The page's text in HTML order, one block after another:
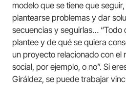
modelo que se tiene que
plantearse problemas y dar
secuencias y seguirlas… “Todo
plantee y de qué se quiera
un proyecto relacionado con el
social, por ejemplo, o no”. Si
Giráldez, se puede trabajar